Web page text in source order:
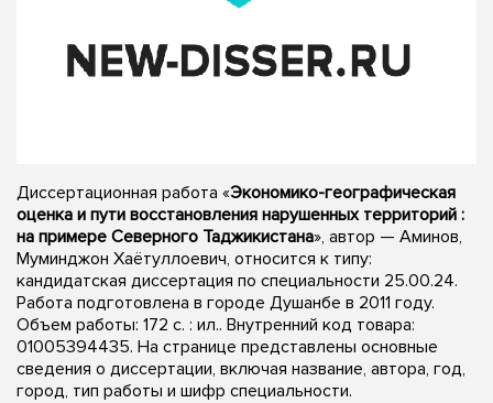
Диссертационная работа «Экономико-географическая
оценка и пути восстановления нарушенных территорий :
на примере Северного Таджикистана», автор — Аминов,
Муминджон Хаётуллоевич, относится к типу:
кандидатская диссертация по специальности 25.00.24.
Работа подготовлена в городе Душанбе в 2011 году.
Объем работы: 172 с. : ил.. Внутренний код товара:
01005394435. На странице представлены основные
сведения о диссертации, включая название, автора, год,
город, тип работы и шифр специальности.